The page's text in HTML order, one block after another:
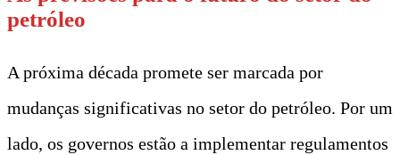
petróleo
A próxima década promete ser marcada por
mudanças significativas no setor do petróleo. Por um
lado, os governos estão a implementar regulamentos